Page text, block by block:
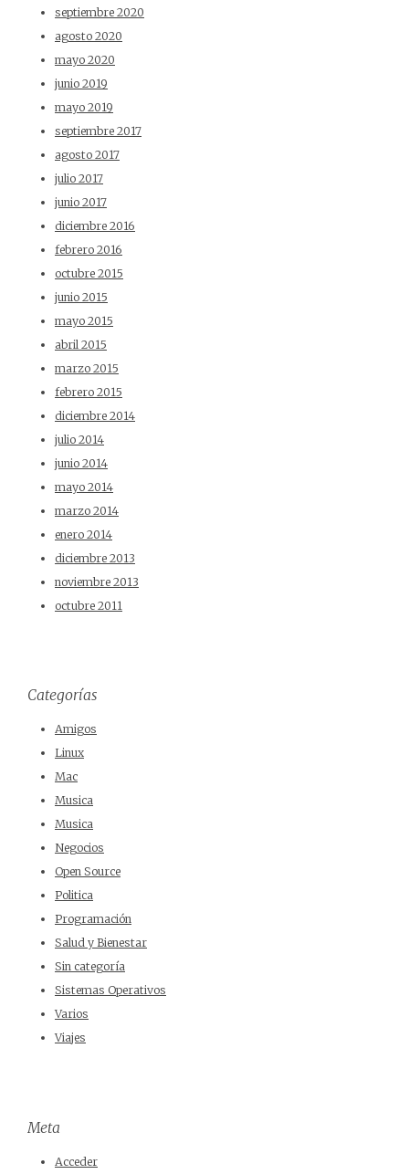
septiembre 2020
agosto 2020
mayo 2020
junio 2019
mayo 2019
septiembre 2017
agosto 2017
julio 2017
junio 2017
diciembre 2016
febrero 2016
octubre 2015
junio 2015
mayo 2015
abril 2015
marzo 2015
febrero 2015
diciembre 2014
julio 2014
junio 2014
mayo 2014
marzo 2014
enero 2014
diciembre 2013
noviembre 2013
octubre 2011
Categorías
Amigos
Linux
Mac
Musica
Musica
Negocios
Open Source
Politica
Programación
Salud y Bienestar
Sin categoría
Sistemas Operativos
Varios
Viajes
Meta
Acceder